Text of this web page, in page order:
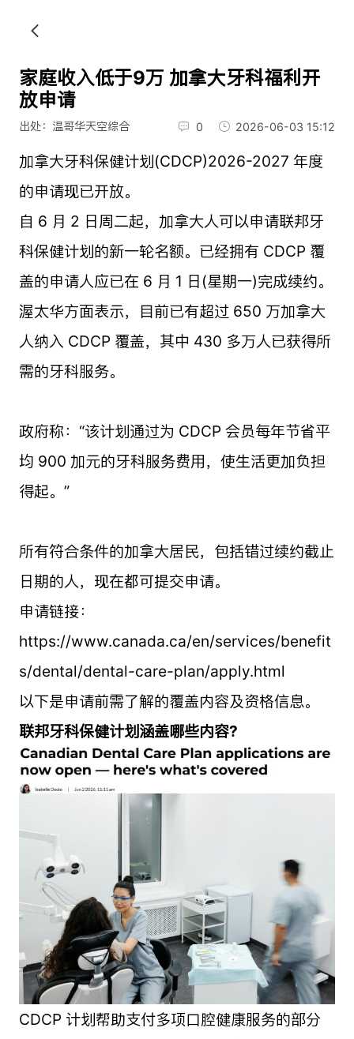
家庭收入低于9万 加拿大牙科福利开
放申请
出处：温哥华天空综合 0 2026-06-03 15:12
加拿大牙科保健计划(CDCP)2026-2027 年度
的申请现已开放。
自 6 月 2 日周二起，加拿大人可以申请联邦牙
科保健计划的新一轮名额。已经拥有 CDCP 覆
盖的申请人应已在 6 月 1 日(星期一)完成续约。
渥太华方面表示，目前已有超过 650 万加拿大
人纳入 CDCP 覆盖，其中 430 多万人已获得所
需的牙科服务。
政府称：“该计划通过为 CDCP 会员每年节省平
均 900 加元的牙科服务费用，使生活更加负担
得起。”
所有符合条件的加拿大居民，包括错过续约截止
日期的人，现在都可提交申请。
申请链接：
https://www.canada.ca/en/services/benefit
s/dental/dental-care-plan/apply.html
以下是申请前需了解的覆盖内容及资格信息。
联邦牙科保健计划涵盖哪些内容?
CDCP 计划帮助支付多项口腔健康服务的部分